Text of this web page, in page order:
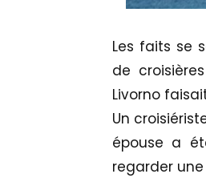
Les faits se
de
Livorno
Un
épouse a
regarder